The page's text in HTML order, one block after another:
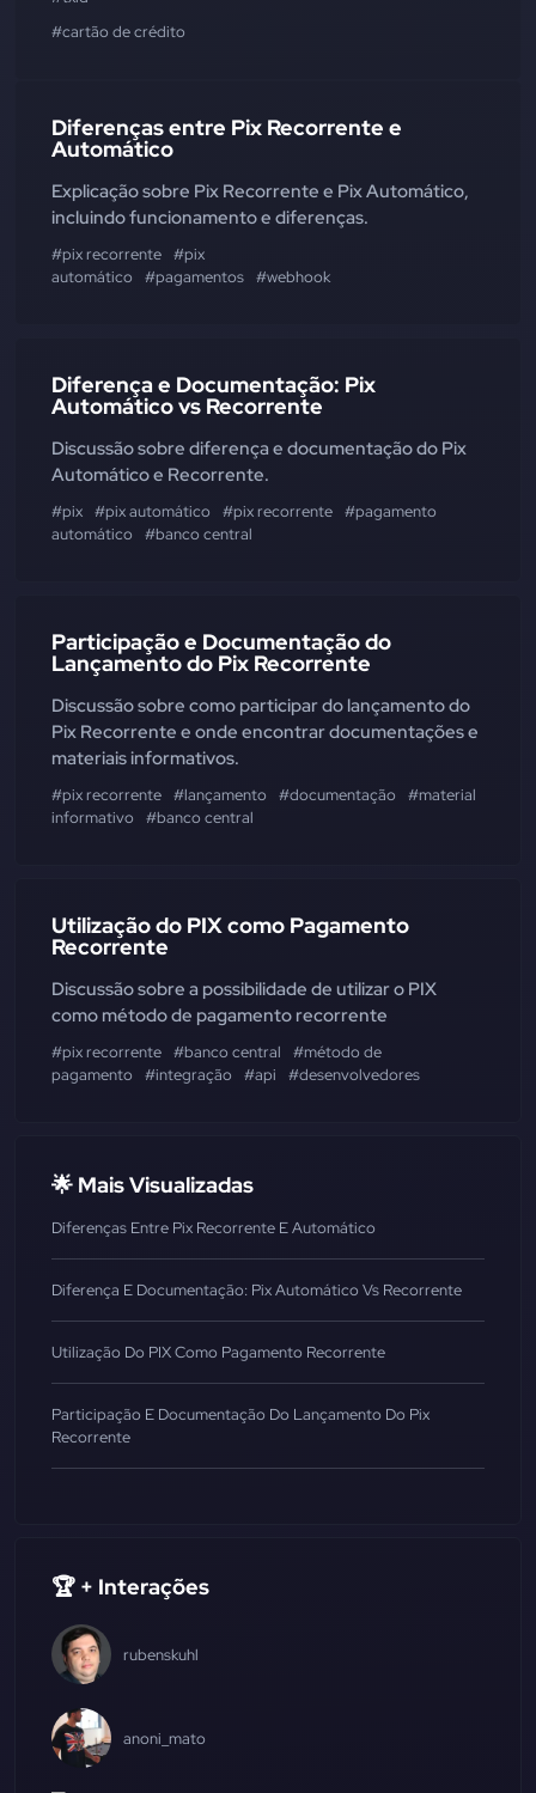
#cartão de crédito
Diferenças entre Pix Recorrente e
Automático
Explicação sobre Pix Recorrente e Pix Automático,
incluindo funcionamento e diferenças.
#pix recorrente #pix
automático
#pagamentos #webhook
Diferença e Documentação: Pix
Automático vs Recorrente
Discussão sobre diferença e documentação do Pix
Automático e Recorrente.
#pix #pix automático #pix recorrente #pagamento
automático
#banco central
Participação e Documentação do
Lançamento do Pix Recorrente
Discussão sobre como participar do lançamento do
Pix Recorrente e onde encontrar documentações e
materiais informativos.
#pix recorrente #lançamento #documentação
#material
informativo
#banco central
Utilização do PIX como Pagamento
Recorrente
Discussão sobre a possibilidade de utilizar o PIX
como método de pagamento recorrente
#pix recorrente #banco central
#método de
pagamento
#integração #api #desenvolvedores
🌟 Mais Visualizadas
Diferenças Entre Pix Recorrente E Automático
Diferença E Documentação: Pix Automático Vs Recorrente
Utilização Do PIX Como Pagamento Recorrente
Participação E Documentação Do Lançamento Do Pix
Recorrente
🏆 + Interações
rubenskuhl
anoni_mato